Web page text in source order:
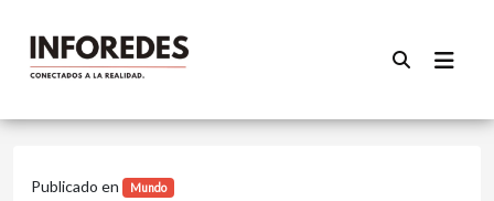
Publicado en Mundo